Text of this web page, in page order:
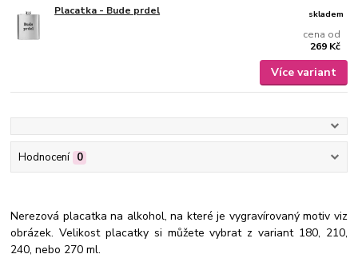
Placatka - Bude prdel
cena od
269 Kč
skladem
Více variant
Hodnocení 0
Nerezová placatka na alkohol, na které je vygravírovaný motiv viz
obrázek. Velikost placatky si můžete vybrat z variant 180, 210,
240, nebo 270 ml.